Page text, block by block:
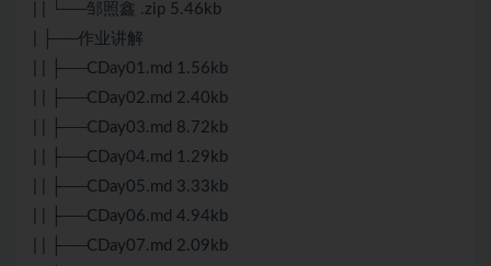
| | └──邹照鑫 .zip 5.46kb
| ├──作业讲解
| | ├──CDay01.md 1.56kb
| | ├──CDay02.md 2.40kb
| | ├──CDay03.md 8.72kb
| | ├──CDay04.md 1.29kb
| | ├──CDay05.md 3.33kb
| | ├──CDay06.md 4.94kb
| | ├──CDay07.md 2.09kb